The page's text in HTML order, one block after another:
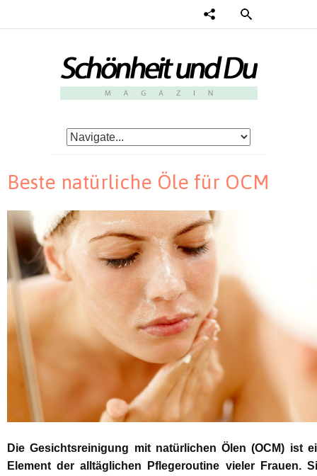
Beste natürliche Öle für OCM
Die Gesichtsreinigung mit natürlichen Ölen (OCM) ist
Element der alltäglichen Pflegeroutine vieler Frauen.